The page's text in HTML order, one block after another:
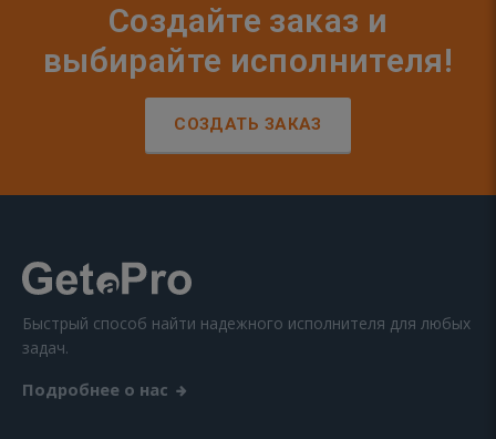
Создайте заказ и
выбирайте исполнителя!
СОЗДАТЬ ЗАКАЗ
Быстрый способ найти надежного исполнителя для любых
задач.
Подробнее о нас